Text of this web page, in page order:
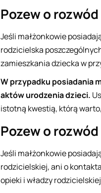
Pozew o
Jeśli małżonkowie
rodzicielska
zamieszkania dziecka w
W przypadku posiadania
aktów urodzenia dzieci.
istotną kwestią, którą
Pozew o
Jeśli małżonkowie
rodzicielskiej, ani o
opieki i władzy